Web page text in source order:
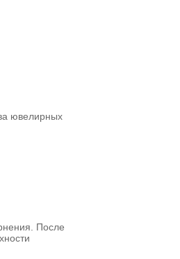
ювелирных
После